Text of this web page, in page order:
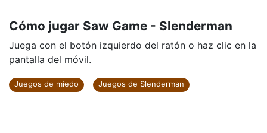
Cómo jugar Saw Game - Slenderman
Juega con el botón izquierdo del ratón o haz clic en la
pantalla del móvil.
Juegos de miedo Juegos de Slenderman